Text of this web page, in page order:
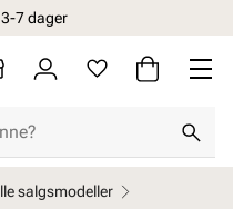
7 dager
salgsmodeller